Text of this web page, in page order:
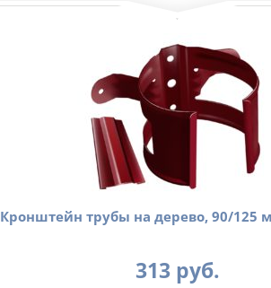
Кронштейн трубы на дерево, 90/125
313 руб.